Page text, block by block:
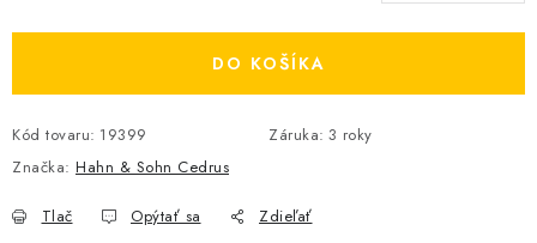
DO KOŠÍKA
Kód tovaru: 19399 Záruka: 3 roky
Značka: Hahn & Sohn Cedrus
Tlač Opýtať sa Zdieľať